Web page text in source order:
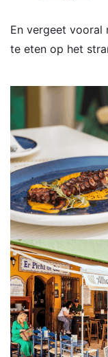
En vergeet vooral
te eten op het